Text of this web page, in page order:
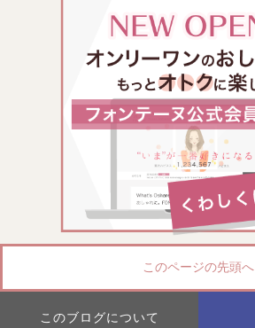
このページの先頭へ
このブログについて